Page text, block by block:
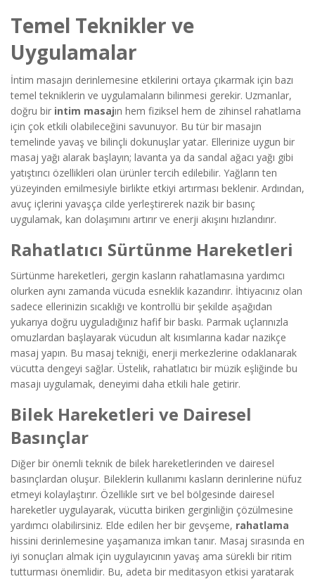
Temel Teknikler ve
Uygulamalar
İntim masajın derinlemesine etkilerini ortaya çıkarmak için bazı
temel tekniklerin ve uygulamaların bilinmesi gerekir. Uzmanlar,
doğru bir intim masajın hem fiziksel hem de zihinsel rahatlama
için çok etkili olabileceğini savunuyor. Bu tür bir masajın
temelinde yavaş ve bilinçli dokunuşlar yatar. Ellerinize uygun bir
masaj yağı alarak başlayın; lavanta ya da sandal ağacı yağı gibi
yatıştırıcı özellikleri olan ürünler tercih edilebilir. Yağların ten
yüzeyinden emilmesiyle birlikte etkiyi artırması beklenir. Ardından,
avuç içlerini yavaşça cilde yerleştirerek nazik bir basınç
uygulamak, kan dolaşımını artırır ve enerji akışını hızlandırır.
Rahatlatıcı Sürtünme Hareketleri
Sürtünme hareketleri, gergin kasların rahatlamasına yardımcı
olurken aynı zamanda vücuda esneklik kazandırır. İhtiyacınız olan
sadece ellerinizin sıcaklığı ve kontrollü bir şekilde aşağıdan
yukarıya doğru uyguladığınız hafif bir baskı. Parmak uçlarınızla
omuzlardan başlayarak vücudun alt kısımlarına kadar nazikçe
masaj yapın. Bu masaj tekniği, enerji merkezlerine odaklanarak
vücutta dengeyi sağlar. Üstelik, rahatlatıcı bir müzik eşliğinde bu
masajı uygulamak, deneyimi daha etkili hale getirir.
Bilek Hareketleri ve Dairesel
Basınçlar
Diğer bir önemli teknik de bilek hareketlerinden ve dairesel
basınçlardan oluşur. Bileklerin kullanımı kasların derinlerine nüfuz
etmeyi kolaylaştırır. Özellikle sırt ve bel bölgesinde dairesel
hareketler uygulayarak, vücutta biriken gerginliğin çözülmesine
yardımcı olabilirsiniz. Elde edilen her bir gevşeme, rahatlama
hissini derinlemesine yaşamanıza imkan tanır. Masaj sırasında en
iyi sonuçları almak için uygulayıcının yavaş ama sürekli bir ritim
tutturması önemlidir. Bu, adeta bir meditasyon etkisi yaratarak